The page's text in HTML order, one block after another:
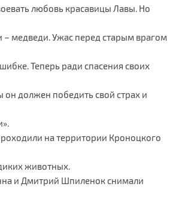
любовь красавицы Лавы. Но
– медведи. Ужас перед старым врагом
Теперь ради спасения своих
он должен победить свой страх и
на территории Кроноцкого
животных.
и Дмитрий Шпиленок снимали